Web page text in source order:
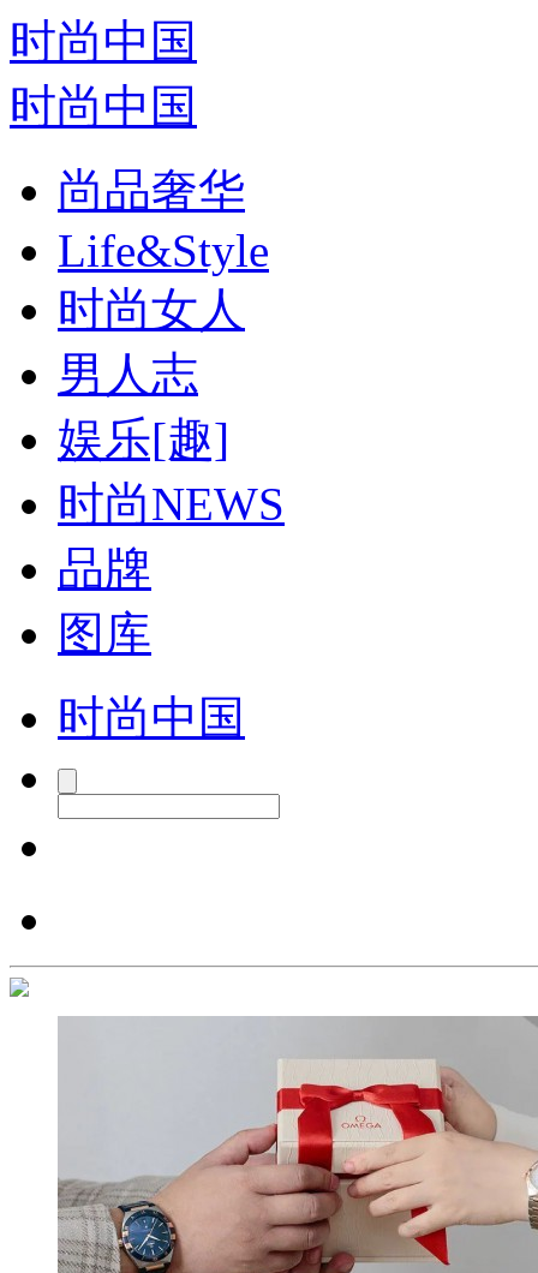
时尚中国
时尚中国
尚品奢华
Life&Style
时尚女人
男人志
娱乐[趣]
时尚NEWS
品牌
图库
时尚中国